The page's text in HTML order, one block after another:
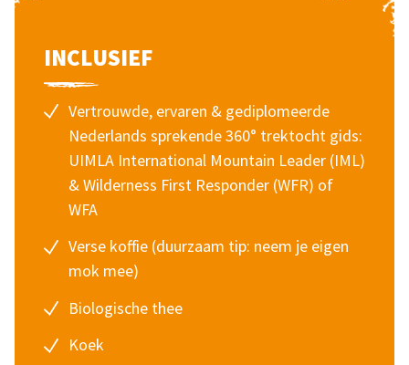
INCLUSIEF
Vertrouwde, ervaren & gediplomeerde
Nederlands sprekende 360° trektocht gids:
UIMLA International Mountain Leader (IML)
& Wilderness First Responder (WFR) of
WFA
Verse koffie (duurzaam tip: neem je eigen
mok mee)
Biologische thee
Koek